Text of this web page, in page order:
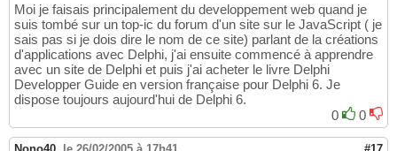
Moi je faisais principalement du developpement web quand je
suis tombé sur un top-ic du forum d'un site sur le JavaScript ( je
sais pas si je dois dire le nom de ce site) parlant de la créations
d'applications avec Delphi, j'ai ensuite commencé à apprendre
avec un site de Delphi et puis j'ai acheter le livre Delphi
Developper Guide en version française pour Delphi 6. Je
dispose toujours aujourd'hui de Delphi 6.
0
0